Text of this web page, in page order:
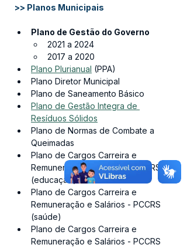
>> Planos Municipais
Plano de Gestão do Governo
2021 a 2024
2017 a 2020
Plano Plurianual (PPA)
Plano Diretor Municipal
Plano de Saneamento Básico
Plano de Gestão Integra de
Resíduos Sólidos
Plano de Normas de Combate a
Queimadas
Plano de Cargos Carreira e
Remuneração e Salários - PCCRS
(educação)
Plano de Cargos Carreira e
Remuneração e Salários - PCCRS
(saúde)
Plano de Cargos Carreira e
Remuneração e Salários - PCCRS